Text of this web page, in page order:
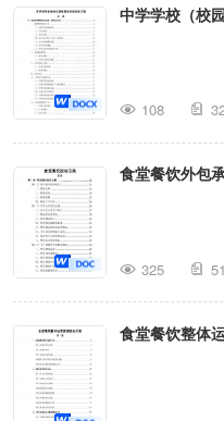
中学学校（校
108
食堂餐饮外包
325
食堂餐饮整体